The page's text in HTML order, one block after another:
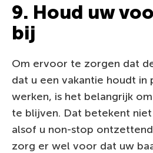
9. Houd uw
bij
Om ervoor te zorgen dat
dat u een vakantie houdt in
werken, is het belangrijk
te blijven. Dat betekent
alsof u non-stop
zorg er wel voor dat uw